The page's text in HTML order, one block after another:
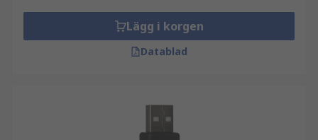
Lägg i korgen
Datablad